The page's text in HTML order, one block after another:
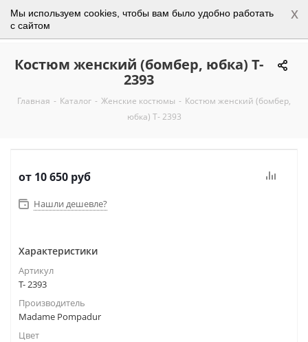
Мы используем cookies, чтобы вам было удобно работать
с сайтом
x
0
Костюм женский (бомбер, юбка) Т-
2393
Главная - Каталог - Женские костюмы - Костюм женский (бомбер,
юбка) Т- 2393
от 10 650 руб
Нашли дешевле?
Характеристики
Артикул
Т- 2393
Производитель
Madame Pompadur
Цвет